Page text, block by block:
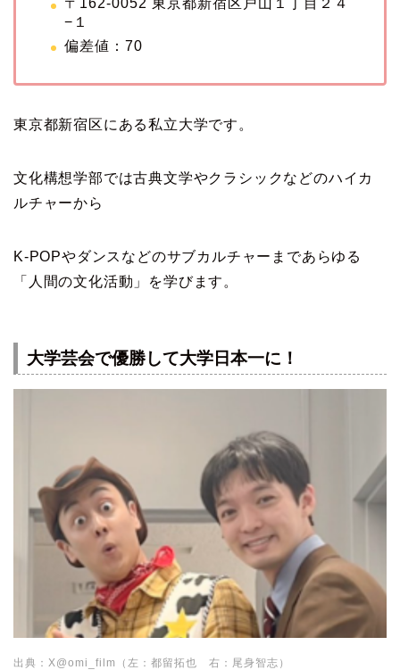
〒162-0052 東京都新宿区戸山１丁目２４
−１
偏差値：70
東京都新宿区にある私立大学です。
文化構想学部では古典文学やクラシックなどのハイカ
ルチャーから
K-POPやダンスなどのサブカルチャーまであらゆる
「人間の文化活動」を学びます。
大学芸会で優勝して大学日本一に！
出典：X@omi_film（左：都留拓也 右：尾身智志）